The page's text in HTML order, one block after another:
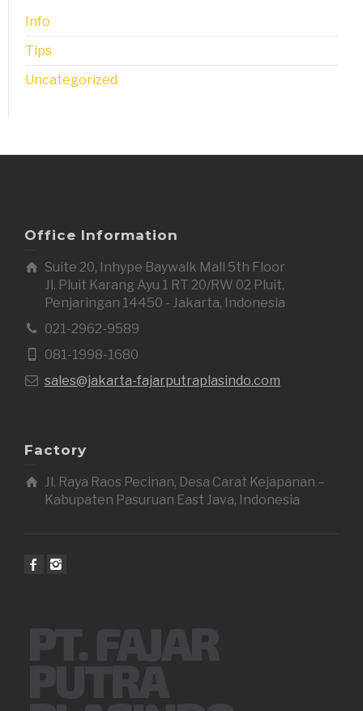
Info
Tips
Uncategorized
Office Information
Suite 20, Inhype Baywalk Mall 5th Floor
Jl. Pluit Karang Ayu 1 RT 20/RW 02 Pluit,
Penjaringan 14450 - Jakarta, Indonesia
021-2962-9589
081-1998-1680
sales@jakarta-fajarputraplasindo.com
Factory
Jl. Raya Raos Pecinan, Desa Carat Kejapanan –
Kabupaten Pasuruan East Java, Indonesia